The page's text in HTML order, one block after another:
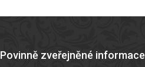
Povinně zveřejněné informace